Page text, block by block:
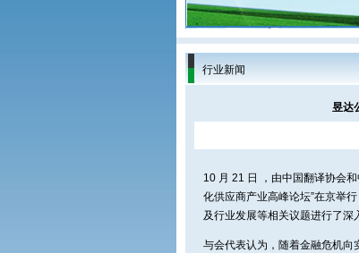
行业新闻
昱达
10 月 21 日 ，由中国翻译协会
化供应商产业高峰论坛”在京举
及行业发展等相关议题进行了深
与会代表认为，随着金融危机向